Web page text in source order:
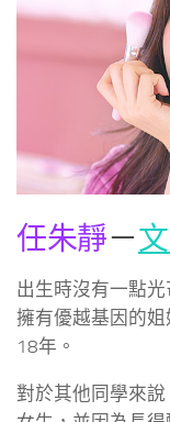
任朱靜－
出生時沒有一點
擁有優越基因的
18年。
對於其他同學來